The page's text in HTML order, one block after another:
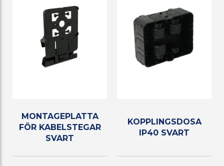
MONTAGEPLATTA
FÖR KABELSTEGAR
SVART
KOPPLINGSDOSA
IP40 SVART